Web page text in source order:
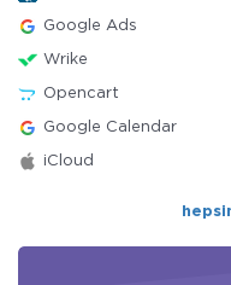
Google Ads
Wrike
Opencart
Google Calendar
iCloud